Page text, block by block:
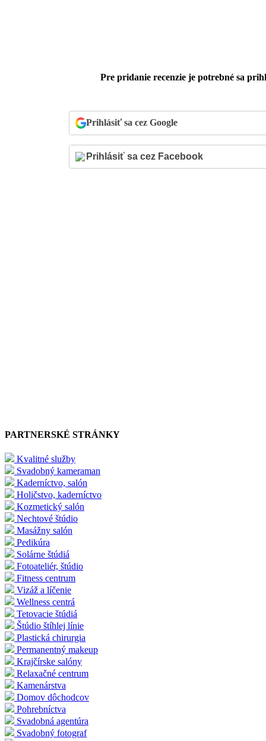
Pre pridanie recenzie je potrebné sa
Prihlásiť sa cez Google
PARTNERSKÉ STRÁNKY
Kvalitné služby
Svadobný kameraman
Kaderníctvo, salón
Holičstvo, kaderníctvo
Kozmetický salón
Nechtové štúdio
Masážny salón
Pedikúra
Solárne štúdiá
Fotoateliér, štúdio
Fitness centrum
Vizáž a líčenie
Wellness centrá
Tetovacie štúdiá
Štúdio štíhlej línie
Plastická chirurgia
Permanentný makeup
Krajčírske salóny
Relaxačné centrum
Kamenárstva
Domov dôchodcov
Pohrebníctva
Svadobná agentúra
Svadobný fotograf